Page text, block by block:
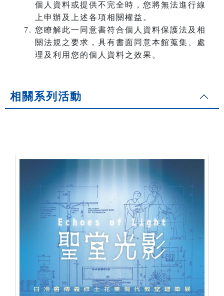
個人資料或提供不完全時，您將無法進行線
上申辦及上述各項相關權益。
您瞭解此一同意書符合個人資料保護法及相
關法規之要求，具有書面同意本館蒐集、處
理及利用您的個人資料之效果。
相關系列活動